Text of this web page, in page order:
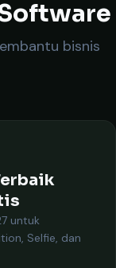
bisnis
untuk
Selfie, dan